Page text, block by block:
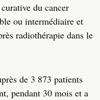
du cancer
ou intermédiaire et
radiothérapie dans le
de 3 873 patients
pendant 30 mois et a